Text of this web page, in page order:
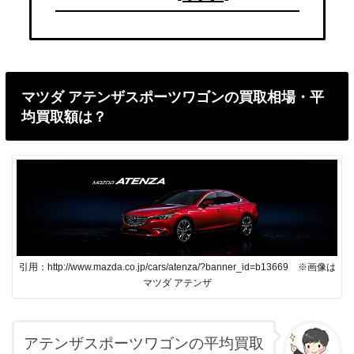
マツダ アテンザスポーツワゴンの買取相場・平
均買取額は？
引用：http://www.mazda.co.jp/cars/atenza/?banner_id=b13669 ※画像は
マツダ アテンザ
アテンザスポーツワゴンの平均買取